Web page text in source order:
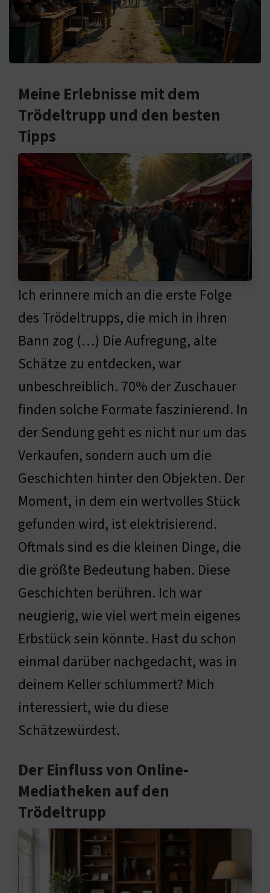
Meine Erlebnisse mit dem
Trödeltrupp und den besten
Tipps
Ich erinnere mich an die erste Folge
des Trödeltrupps, die mich in ihren
Bann zog (…) Die Aufregung, alte
Schätze zu entdecken, war
unbeschreiblich. 70% der Zuschauer
finden solche Formate faszinierend. In
der Sendung geht es nicht nur um das
Verkaufen, sondern auch um die
Geschichten hinter den Objekten. Der
Moment, in dem ein wertvolles Stück
gefunden wird, ist elektrisierend.
Oftmals sind es die kleinen Dinge, die
die größte Bedeutung haben. Diese
Geschichten berühren. Ich war
neugierig, wie viel wert mein eigenes
Erbstück sein könnte. Hast du schon
einmal darüber nachgedacht, was in
deinem Keller schlummert? Mich
interessiert, wie du diese
Schätzewürdest.
Der Einfluss von Online-
Mediatheken auf den
Trödeltrupp